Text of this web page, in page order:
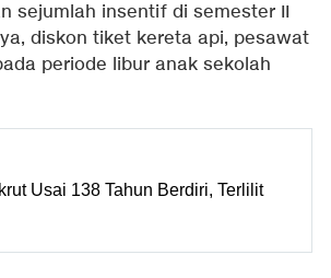
sejumlah insentif di semester II
diskon tiket kereta api, pesawat
periode libur anak sekolah
Usai 138 Tahun Berdiri, Terlilit